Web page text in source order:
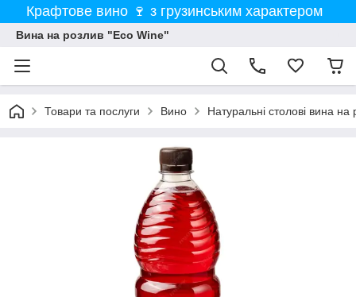
Крафтове вино 🍷 з грузинським характером
Вина на розлив "Eco Wine"
Товари та послуги Вино Натуральні столові вина на